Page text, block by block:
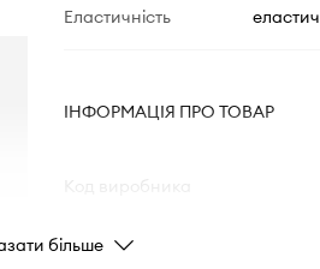
Еластичність
ІНФОРМАЦІЯ ПРО ТОВАР
Колір
більше